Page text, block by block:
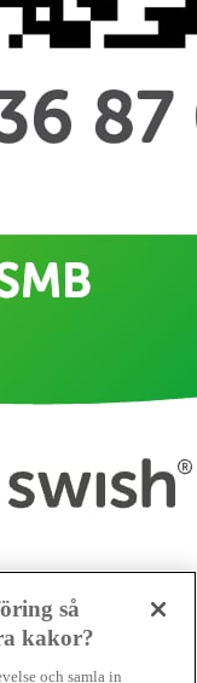
så
kakor?
och samla in